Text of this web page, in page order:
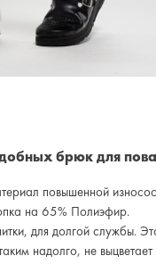
брюк для
повышенной
на 65% Полиэфир.
для долгой службы.
надолго, не